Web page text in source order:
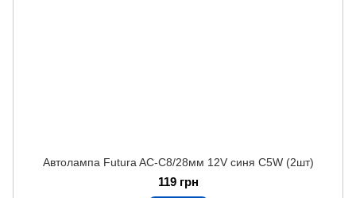
Автолампа Futura AC-C8/28мм 12V синя C5W (2шт)
119 грн